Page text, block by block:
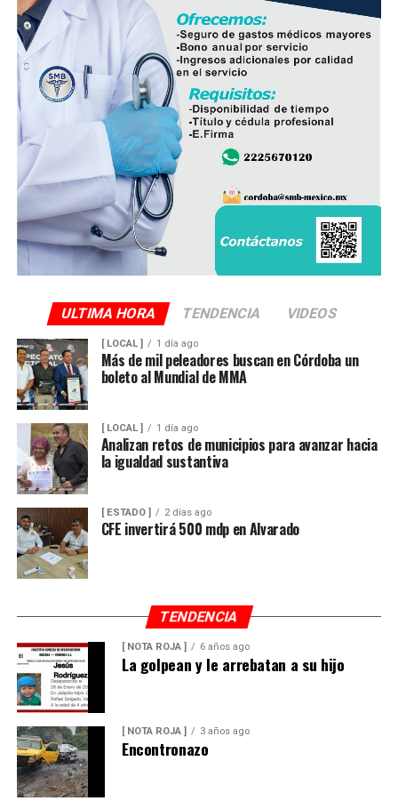
ULTIMA HORA TENDENCIA VIDEOS
[ LOCAL ] 1 día ago
Más de mil peleadores buscan en Córdoba un
boleto al Mundial de MMA
[ LOCAL ] 1 día ago
Analizan retos de municipios para avanzar hacia
la igualdad sustantiva
[ ESTADO ] 2 días ago
CFE invertirá 500 mdp en Alvarado
TENDENCIA
[ NOTA ROJA ] 6 años ago
La golpean y le arrebatan a su hijo
[ NOTA ROJA ] 3 años ago
Encontronazo